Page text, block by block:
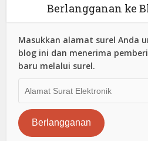
Berlangganan ke
Masukkan alamat surel Anda
blog ini dan menerima
baru melalui surel.
Surat
Elektronik
Berlangganan